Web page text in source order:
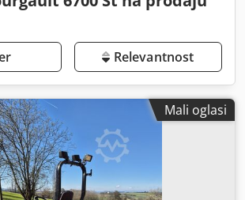
Relevantnost
Mali oglasi